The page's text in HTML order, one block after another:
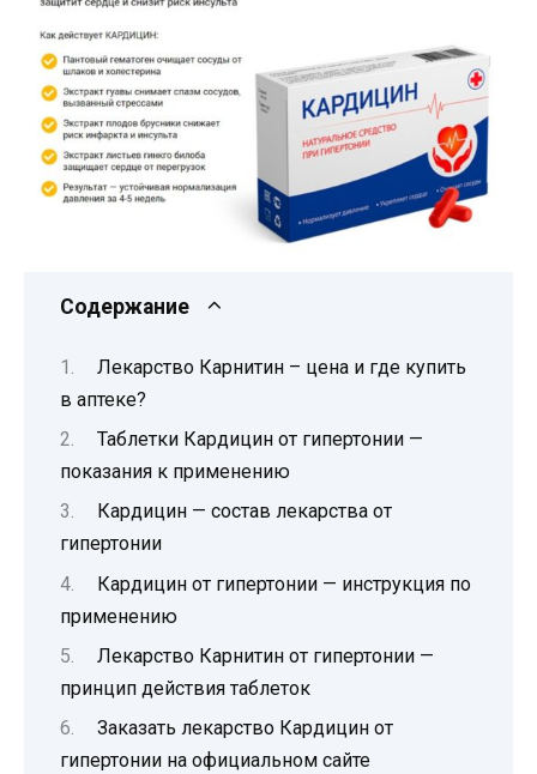
Содержание
Лекарство Карнитин – цена и где купить
в аптеке?
Таблетки Кардицин от гипертонии —
показания к применению
Кардицин — состав лекарства от
гипертонии
Кардицин от гипертонии — инструкция по
применению
Лекарство Карнитин от гипертонии —
принцип действия таблеток
Заказать лекарство Кардицин от
гипертонии на официальном сайте